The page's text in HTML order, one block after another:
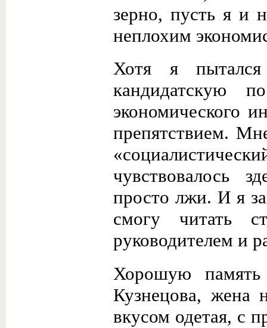
зерно, пусть я и
неплохим
Хотя я
кандидатскую
экономического
препятствием.
«социалисти
чувствовалось
просто лжи. И я
смогу читать
руководителем и
Хорошую память
Кузне­цова, жена
вкусом одетая, с